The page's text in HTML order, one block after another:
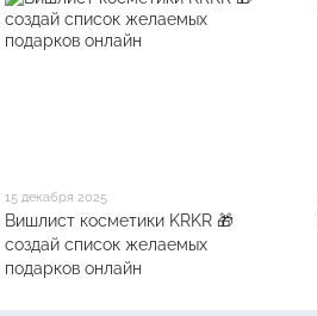
15 декабря 2025
Вишлист косметики KRKR 🎁
создай список желаемых
подарков онлайн